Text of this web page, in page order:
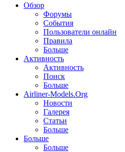
Обзор
Форумы
События
Пользователи онлайн
Правила
Больше
Активность
Активность
Поиск
Больше
Airliner-Models.Org
Новости
Галерея
Статьи
Больше
Больше
Больше